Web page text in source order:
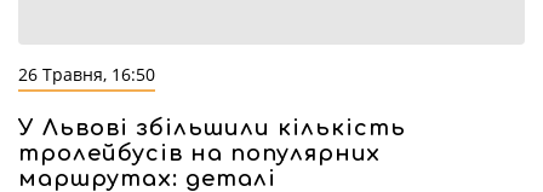
26 Травня, 16:50
У Львові збільшили кількість
тролейбусів на популярних
маршрутах: деталі